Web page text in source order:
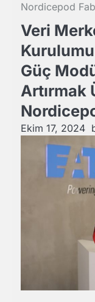
Nordicepod
Veri
Güç
Artırmak
Ekim 17, 2024